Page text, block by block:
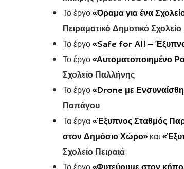
Το έργο«Όραμα για ένα
Πειραματικό Δημοτικό
Το έργο«Safe for All —
Το έργο«Αυτοματοποιημένο
Σχολείο Παλλήνης
Το έργο«Drone με
Παπάγου
Τα έργα«Έξυπνος Σταθμός
στον Δημόσιο Χώρο» και
Σχολείο Πειραιά
Το έργο«Φυτεύουμε στον